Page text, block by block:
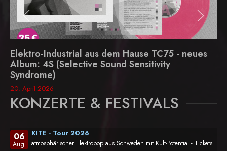
Elektro-Industrial aus dem Hause TC75 - neues
Album: 4S (Selective Sound Sensitivity
Syndrome)
20. April 2026
KONZERTE & FESTIVALS
06
Aug.
KITE - Tour 2026
atmosphärischer Elektropop aus Schweden mit Kult-Potential - Tickets